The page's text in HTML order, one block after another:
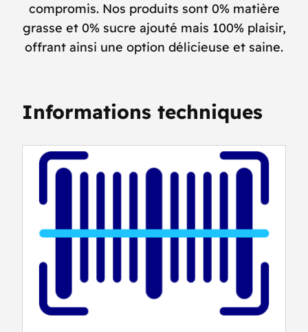
compromis. Nos produits sont 0% matière
grasse et 0% sucre ajouté mais 100% plaisir,
offrant ainsi une option délicieuse et saine.
Informations techniques